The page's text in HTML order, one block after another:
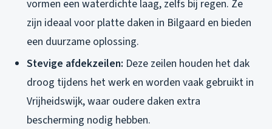
vormen een waterdichte laag, zelfs bij regen. Ze
zijn ideaal voor platte daken in Bilgaard en bieden
een duurzame oplossing.
Stevige afdekzeilen: Deze zeilen houden het dak
droog tijdens het werk en worden vaak gebruikt in
Vrijheidswijk, waar oudere daken extra
bescherming nodig hebben.